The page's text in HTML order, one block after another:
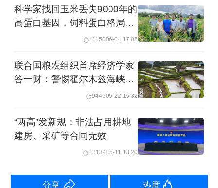
在地方调研过程中，孔祥斌团队发现，
国家和地方政府是“进出平衡”制度的主要
安全，但农民考虑的是资源的利用效
益，目前还缺少主动性和参与度，导致
政策缺乏可持续性。这背后的原因是国
家和农民之间关于耕地利用目标的差
异。
利用耕地的目标是希望产出更多粮食保
科学家找回玉米丢失9000年的
高蛋白基因，饲料蛋白格局有
1115006-04 17:05
联合国粮农组织首席经济学家
答一财：警惕霍尔木兹海峡受
阻催生粮食价格危机944505-22 16:32
“两高”发新规：非法占用耕地
建房、采矿等合同无效
1313405-11 13:20
分享 热度